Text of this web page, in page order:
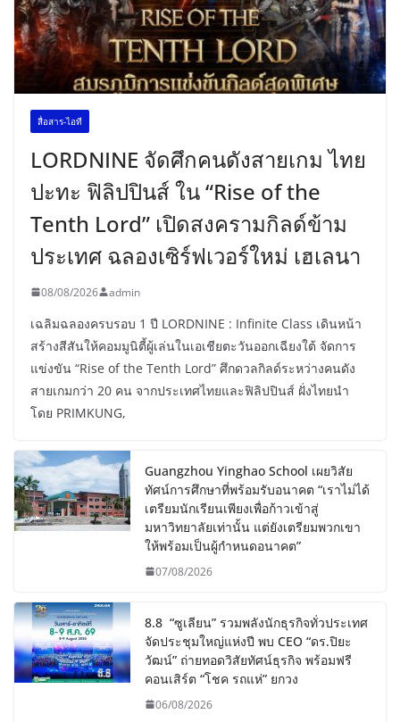
สื่อสาร-ไอที
LORDNINE จัดศึกคนดังสายเกม ไทย
ปะทะ ฟิลิปปินส์ ใน “Rise of the
Tenth Lord” เปิดสงครามกิลด์ข้าม
ประเทศ ฉลองเซิร์ฟเวอร์ใหม่ เฮเลนา
08/08/2026 admin
เฉลิมฉลองครบรอบ 1 ปี LORDNINE : Infinite Class เดินหน้า
สร้างสีสันให้คอมมูนิตี้ผู้เล่นในเอเชียตะวันออกเฉียงใต้ จัดการ
แข่งขัน “Rise of the Tenth Lord” ศึกดวลกิลด์ระหว่างคนดัง
สายเกมกว่า 20 คน จากประเทศไทยและฟิลิปปินส์ ฝั่งไทยนำ
โดย PRIMKUNG,
Guangzhou Yinghao School เผยวิสัย
ทัศน์การศึกษาที่พร้อมรับอนาคต “เราไม่ได้
เตรียมนักเรียนเพียงเพื่อก้าวเข้าสู่
มหาวิทยาลัยเท่านั้น แต่ยังเตรียมพวกเขา
ให้พร้อมเป็นผู้กำหนดอนาคต”
07/08/2026
8.8 “ซูเลียน” รวมพลังนักธุรกิจทั่วประเทศ
จัดประชุมใหญ่แห่งปี พบ CEO “ดร.ปิยะ
วัฒน์” ถ่ายทอดวิสัยทัศน์ธุรกิจ พร้อมฟรี
คอนเสิร์ต “โชค รถแห่” ยกวง
06/08/2026